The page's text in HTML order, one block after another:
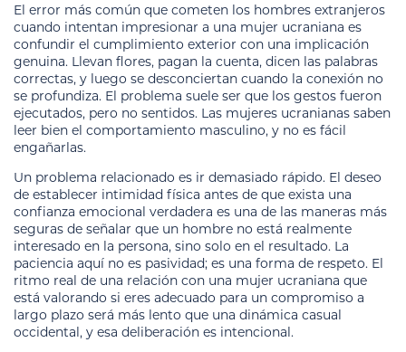
El error más común que cometen los hombres extranjeros
cuando intentan impresionar a una mujer ucraniana es
confundir el cumplimiento exterior con una implicación
genuina. Llevan flores, pagan la cuenta, dicen las palabras
correctas, y luego se desconciertan cuando la conexión no
se profundiza. El problema suele ser que los gestos fueron
ejecutados, pero no sentidos. Las mujeres ucranianas saben
leer bien el comportamiento masculino, y no es fácil
engañarlas.
Un problema relacionado es ir demasiado rápido. El deseo
de establecer intimidad física antes de que exista una
confianza emocional verdadera es una de las maneras más
seguras de señalar que un hombre no está realmente
interesado en la persona, sino solo en el resultado. La
paciencia aquí no es pasividad; es una forma de respeto. El
ritmo real de una relación con una mujer ucraniana que
está valorando si eres adecuado para un compromiso a
largo plazo será más lento que una dinámica casual
occidental, y esa deliberación es intencional.